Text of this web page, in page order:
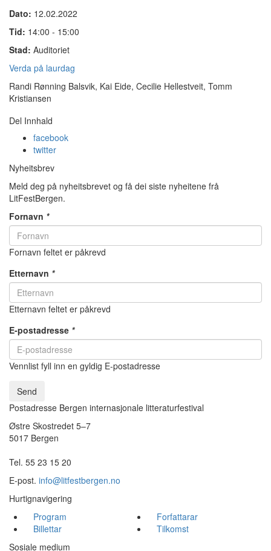
Dato: 12.02.2022
Tid: 14:00 - 15:00
Stad: Auditoriet
Verda på laurdag
Randi Rønning Balsvik, Kai Eide, Cecilie Hellestveit, Tomm
Kristiansen
Del Innhald
facebook
twitter
Nyheitsbrev
Meld deg på nyheitsbrevet og få dei siste nyheitene frå
LitFestBergen.
Fornavn *
Fornavn feltet er påkrevd
Etternavn *
Etternavn feltet er påkrevd
E-postadresse *
Vennlist fyll inn en gyldig E-postadresse
Send
Postadresse Bergen internasjonale litteraturfestival
Østre Skostredet 5–7
5017 Bergen
Tel. 55 23 15 20
E-post. info@litfestbergen.no
Hurtignavigering
Program
Forfattarar
Billettar
Tilkomst
Sosiale medium